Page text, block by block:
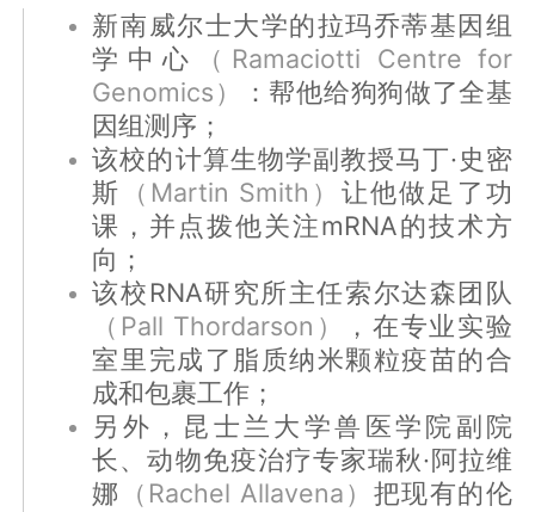
新南威尔士大学的拉玛乔蒂基因组
学中心
（Ramaciotti Centre for
Genomics）
：帮他给狗狗做了全基
因组测序；
该校的计算生物学副教授马丁·史密
斯
（Martin Smith） 让他做足了功
课，并点拨他关注mRNA的技术方
向；
该校RNA研究所主任索尔达森团队
（Pall Thordarson）
，在专业实验
室里完成了脂质纳米颗粒疫苗的合
成和包裹工作；
另外，昆士兰大学兽医学院副院
长、动物免疫治疗专家瑞秋·阿拉维
娜
（Rachel Allavena） 把现有的伦